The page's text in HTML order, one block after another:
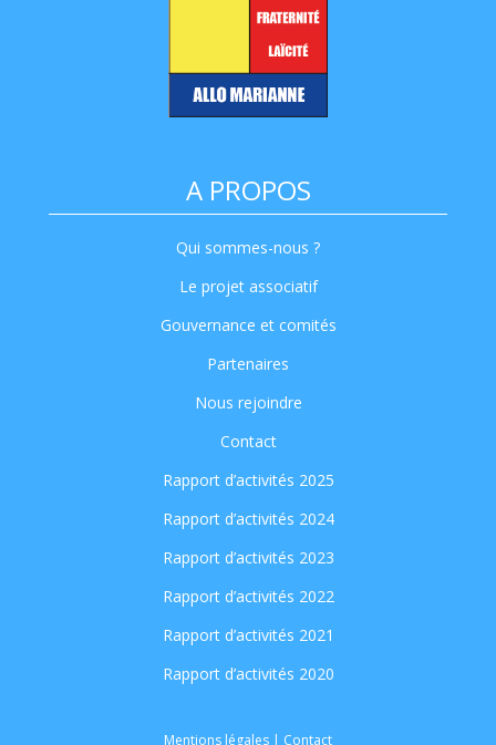
A PROPOS
Qui sommes-nous ?
Le projet associatif
Gouvernance et comités
Partenaires
Nous rejoindre
Contact
Rapport d’activités 2025
Rapport d’activités 2024
Rapport d’activités 2023
Rapport d’activités 2022
Rapport d’activités 2021
Rapport d’activités 2020
Mentions légales | Contact